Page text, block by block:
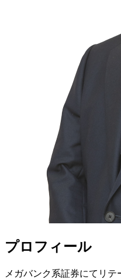
プロフィール
メガバンク系証券にてリ